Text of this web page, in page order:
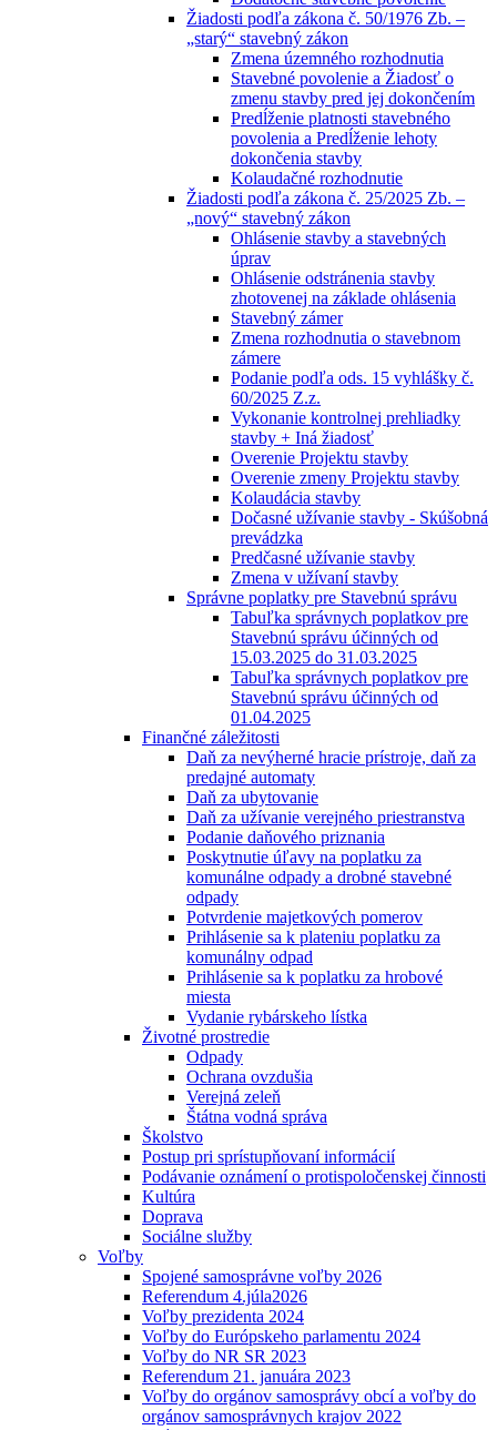
Žiadosti podľa zákona č. 50/1976 Zb. –
„starý“ stavebný zákon
Zmena územného rozhodnutia
Stavebné povolenie a Žiadosť o
zmenu stavby pred jej dokončením
Predĺženie platnosti stavebného
povolenia a Predĺženie lehoty
dokončenia stavby
Kolaudačné rozhodnutie
Žiadosti podľa zákona č. 25/2025 Zb. –
„nový“ stavebný zákon
Ohlásenie stavby a stavebných
úprav
Ohlásenie odstránenia stavby
zhotovenej na základe ohlásenia
Stavebný zámer
Zmena rozhodnutia o stavebnom
zámere
Podanie podľa ods. 15 vyhlášky č.
60/2025 Z.z.
Vykonanie kontrolnej prehliadky
stavby + Iná žiadosť
Overenie Projektu stavby
Overenie zmeny Projektu stavby
Kolaudácia stavby
Dočasné užívanie stavby - Skúšobná
prevádzka
Predčasné užívanie stavby
Zmena v užívaní stavby
Správne poplatky pre Stavebnú správu
Tabuľka správnych poplatkov pre
Stavebnú správu účinných od
15.03.2025 do 31.03.2025
Tabuľka správnych poplatkov pre
Stavebnú správu účinných od
01.04.2025
Finančné záležitosti
Daň za nevýherné hracie prístroje, daň za
predajné automaty
Daň za ubytovanie
Daň za užívanie verejného priestranstva
Podanie daňového priznania
Poskytnutie úľavy na poplatku za
komunálne odpady a drobné stavebné
odpady
Potvrdenie majetkových pomerov
Prihlásenie sa k plateniu poplatku za
komunálny odpad
Prihlásenie sa k poplatku za hrobové
miesta
Vydanie rybárskeho lístka
Životné prostredie
Odpady
Ochrana ovzdušia
Verejná zeleň
Štátna vodná správa
Školstvo
Postup pri sprístupňovaní informácií
Podávanie oznámení o protispoločenskej činnosti
Kultúra
Doprava
Sociálne služby
Voľby
Spojené samosprávne voľby 2026
Referendum 4.júla2026
Voľby prezidenta 2024
Voľby do Európskeho parlamentu 2024
Voľby do NR SR 2023
Referendum 21. januára 2023
Voľby do orgánov samosprávy obcí a voľby do
orgánov samosprávnych krajov 2022